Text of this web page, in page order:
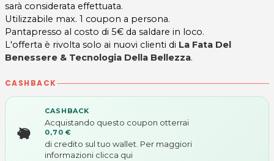
sarà considerata effettuata.
Utilizzabile max. 1 coupon a persona.
Pantapresso al costo di 5€ da saldare in loco.
L'offerta è rivolta solo ai nuovi clienti di La Fata Del
Benessere & Tecnologia Della Bellezza.
CASHBACK
CASHBACK
Acquistando questo coupon otterrai
0,70 €
di credito sul tuo wallet. Per maggiori
informazioni clicca qui